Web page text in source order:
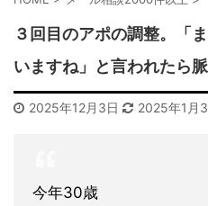
３回目のアポの調整。「
いますね」と言われたら
2025年12月3日 2025年1月
今年30歳